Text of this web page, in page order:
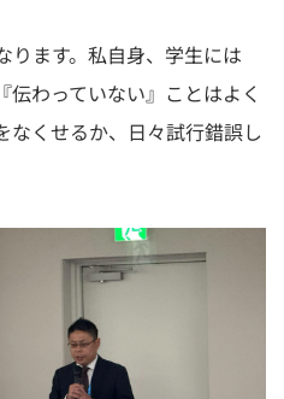
ります。私自身、学生には
伝わっていない』ことはよく
なくせるか、日々試行錯誤し